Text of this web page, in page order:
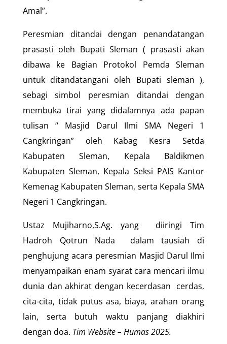
Amal”.
Peresmian ditandai dengan penandatangan
prasasti oleh Bupati Sleman ( prasasti akan
dibawa ke Bagian Protokol Pemda Sleman
untuk ditandatangani oleh Bupati sleman ),
sebagi simbol peresmian ditandai dengan
membuka tirai yang didalamnya ada papan
tulisan “ Masjid Darul Ilmi SMA Negeri 1
Cangkringan” oleh Kabag Kesra Setda
Kabupaten Sleman, Kepala Baldikmen
Kabupaten Sleman, Kepala Seksi PAIS Kantor
Kemenag Kabupaten Sleman, serta Kepala SMA
Negeri 1 Cangkringan.
Ustaz Mujiharno,S.Ag. yang diiringi Tim
Hadroh Qotrun Nada dalam tausiah di
penghujung acara peresmian Masjid Darul Ilmi
menyampaikan enam syarat cara mencari ilmu
dunia dan akhirat dengan kecerdasan cerdas,
cita-cita, tidak putus asa, biaya, arahan orang
lain, serta butuh waktu panjang diakhiri
dengan doa. Tim Website – Humas 2025.